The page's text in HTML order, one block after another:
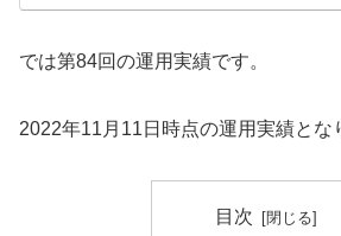
では第84回の運用実績です。
2022年11月11日時点の運用実績とな
目次